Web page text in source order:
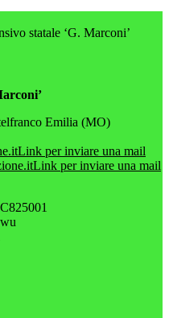
statale ‘G. Marconi’
Emilia (MO)
Link per inviare una mail
Link per inviare una mail